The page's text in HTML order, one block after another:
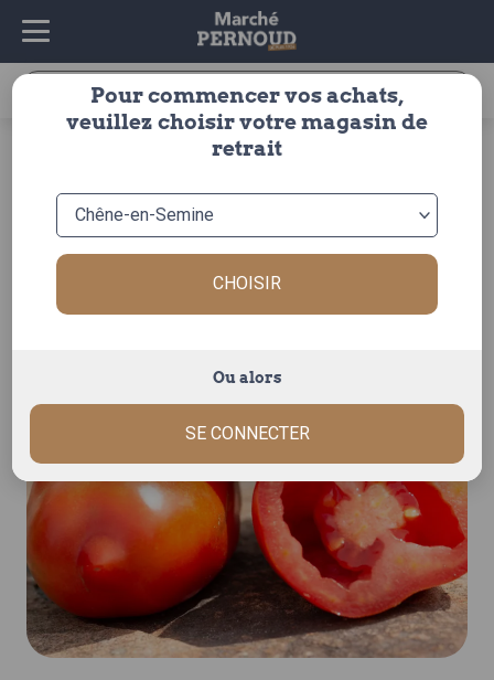
Recherche
fruits & légumes> legumes
Pour commencer vos achats,
veuillez choisir votre magasin de
retrait
CHOISIR
Ou alors
SE CONNECTER